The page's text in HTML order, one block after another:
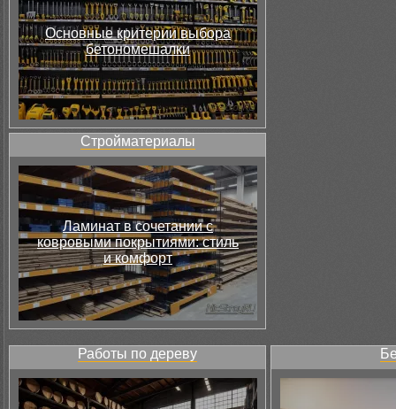
Основные критерии выбора
бетономешалки
Стройматериалы
Ламинат в сочетании с
ковровыми покрытиями: стиль
и комфорт
Работы по дереву